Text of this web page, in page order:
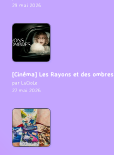
29 mai 2026
[Cinéma] Les Rayons et des ombres
par LuCioLe
27 mai 2026